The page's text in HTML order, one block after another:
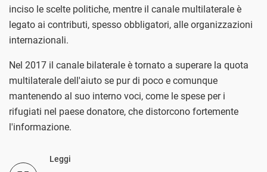
inciso le scelte politiche, mentre il canale multilaterale è
legato ai contributi, spesso obbligatori, alle organizzazioni
internazionali.
Nel 2017 il canale bilaterale è tornato a superare la quota
multilaterale dell'aiuto se pur di poco e comunque
mantenendo al suo interno voci, come le spese per i
rifugiati nel paese donatore, che distorcono fortemente
l'informazione.
Leggi